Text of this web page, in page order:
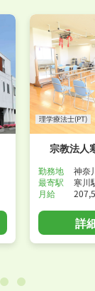
理学療法士(PT)
宗教法人
勤務地
神奈
最寄駅
寒川
月給
詳